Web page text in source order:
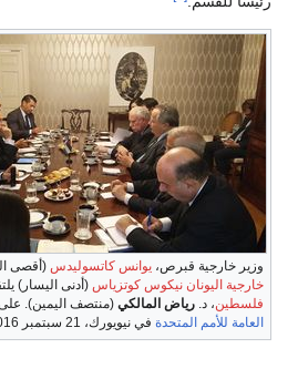
وزير خارجية قبرص، يوانس كاتسوليدس (أقصى
خارجية اليونان نيكوس كوتزياس (أدنى اليسار)
فلسطين، د. رياض المالكي (منتصف اليمين).
العامة للأمم المتحدة في نيويورك، 21 سبتمبر 2016.